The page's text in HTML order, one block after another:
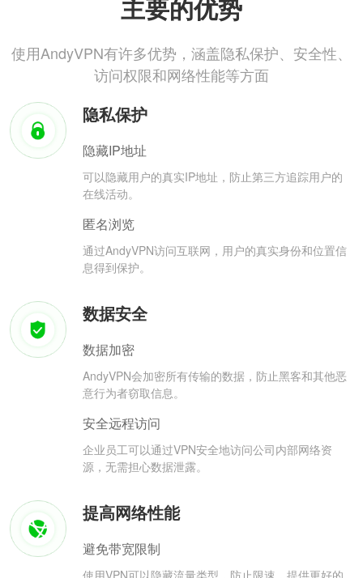
主要的优势
使用AndyVPN有许多优势，涵盖隐私保护、安全性、
访问权限和网络性能等方面
隐私保护
隐藏IP地址
可以隐藏用户的真实IP地址，防止第三方追踪用户的
在线活动。
匿名浏览
通过AndyVPN访问互联网，用户的真实身份和位置信
息得到保护。
数据安全
数据加密
AndyVPN会加密所有传输的数据，防止黑客和其他恶
意行为者窃取信息。
安全远程访问
企业员工可以通过VPN安全地访问公司内部网络资
源，无需担心数据泄露。
提高网络性能
避免带宽限制